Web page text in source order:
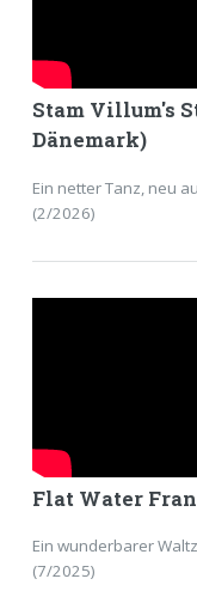
Stam Villum's
Dänemark)
Ein netter Tanz, neu
(2/2026)
Flat Water
Ein wunderbarer
(7/2025)